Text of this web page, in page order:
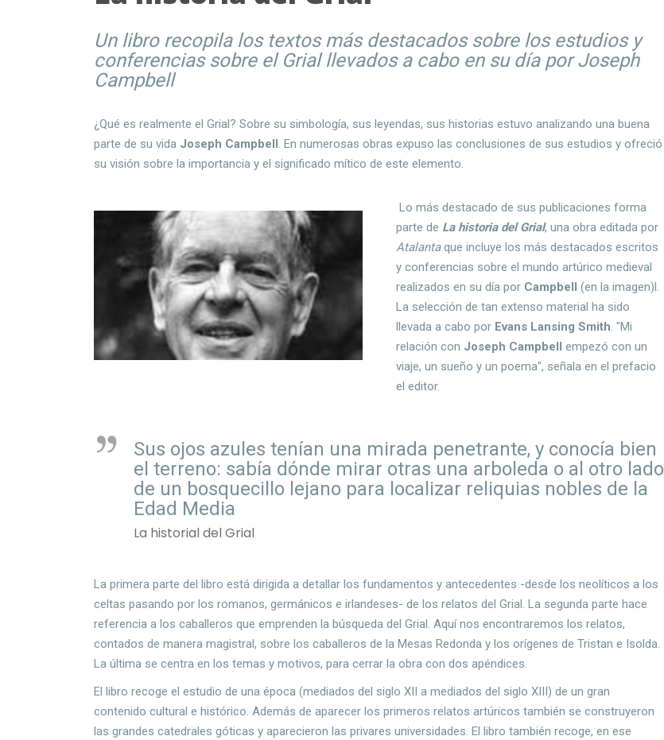
Un libro recopila los textos más destacados sobre los estudios y
conferencias sobre el Grial llevados a cabo en su día por Joseph
Campbell
¿Qué es realmente el Grial? Sobre su simbología, sus leyendas, sus historias estuvo analizando una buena
parte de su vida Joseph Campbell. En numerosas obras expuso las conclusiones de sus estudios y ofreció
su visión sobre la importancia y el significado mítico de este elemento.
Lo más destacado de sus publicaciones forma
parte de La historia del Grial, una obra editada por
Atalantaque incluye los más destacados escritos
y conferencias sobre el mundo artúrico medieval
realizados en su día por Campbell(en la imagen)l.
La selección de tan extenso material ha sido
llevada a cabo por Evans Lansing Smith. "Mi
relación con Joseph Campbell empezó con un
viaje, un sueño y un poema", señala en el prefacio
el editor.
Sus ojos azules tenían una mirada penetrante, y conocía bien
el terreno: sabía dónde mirar otras una arboleda o al otro lado
de un bosquecillo lejano para localizar reliquias nobles de la
Edad Media
La historial del Grial
La primera parte del libro está dirigida a detallar los fundamentos y antecedentes -desde los neolíticos a los
celtas pasando por los romanos, germánicos e irlandeses- de los relatos del Grial. La segunda parte hace
referencia a los caballeros que emprenden la búsqueda del Grial. Aquí nos encontraremos los relatos,
contados de manera magistral, sobre los caballeros de la Mesas Redonda y los orígenes de Tristan e Isolda.
La última se centra en los temas y motivos, para cerrar la obra con dos apéndices.
El libro recoge el estudio de una época (mediados del siglo XII a mediados del siglo XIII) de un gran
contenido cultural e histórico. Además de aparecer los primeros relatos artúricos también se construyeron
las grandes catedrales góticas y aparecieron las privares universidades. El libro también recoge, en ese